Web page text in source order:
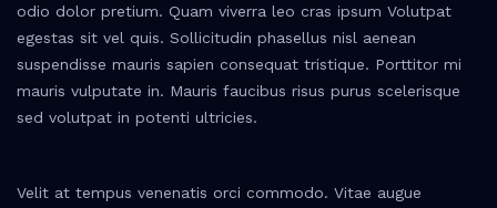
odio dolor pretium. Quam viverra leo cras ipsum Volutpat
egestas sit vel quis. Sollicitudin phasellus nisl aenean
suspendisse mauris sapien consequat tristique. Porttitor mi
mauris vulputate in. Mauris faucibus risus purus scelerisque
sed volutpat in potenti ultricies.
Velit at tempus venenatis orci commodo. Vitae augue